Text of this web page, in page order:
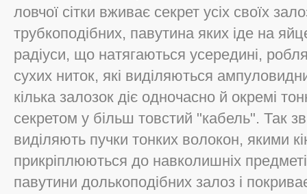
ловчої сітки вживає секрет усіх своїх
трубкоподібних, павутина яких іде на
радіуси, що натягаються усередині,
сухих ниток, які виділяються
кілька залозок діє одночасно й окремі
секретом у більш товстий "кабель". Так
виділяють пучки тонких волокон, якими
прикріплюються до навколишніх
павутини долькоподібних залоз і